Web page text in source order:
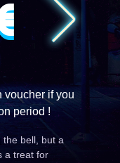
voucher if you
period !
the bell, but a
a treat for